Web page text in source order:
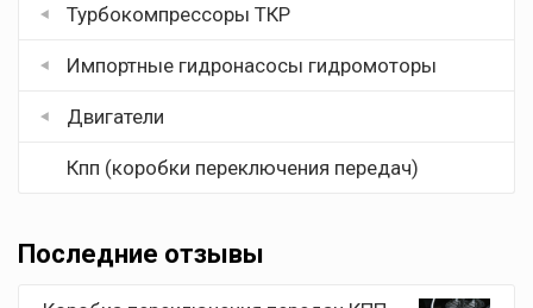
Турбокомпрессоры ТКР
Импортные гидронасосы гидромоторы
Двигатели
Кпп (коробки переключения передач)
Последние отзывы